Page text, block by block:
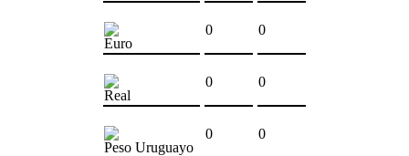
Euro
0 0
Real
0 0
Peso Uruguayo
0 0